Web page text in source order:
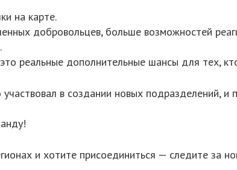
на карте.
добровольцев, больше возможностей
реальные дополнительные шансы для тех,
в создании новых подразделений,
и хотите присоединиться — следите за